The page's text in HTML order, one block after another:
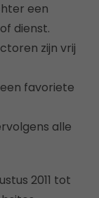
een
dienst.
zijn vrij
favoriete
alle
2011 tot